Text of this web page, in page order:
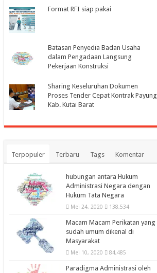
Format RFI siap pakai
Batasan Penyedia Badan Usaha
dalam Pengadaan Langsung
Pekerjaan Konstruksi
Sharing Keseluruhan Dokumen
Proses Tender Cepat Kontrak Payung
Kab. Kutai Barat
Terpopuler Terbaru Tags Komentar
hubungan antara Hukum
Administrasi Negara dengan
Hukum Tata Negara
Mei 24, 2020 138,534
Macam Macam Perikatan yang
sudah umum dikenal di
Masyarakat
Mei 10, 2020 84,485
Paradigma Administrasi oleh